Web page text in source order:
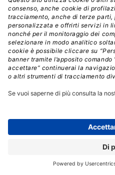
“Normalmente un
specialista di software
preoccupazioni nelle
USA, ma il takeover di uno
“leading edge” da parte di
Singapore e con forti legami
scenario geopolitico,
improbabile che
Analyst di Futurum